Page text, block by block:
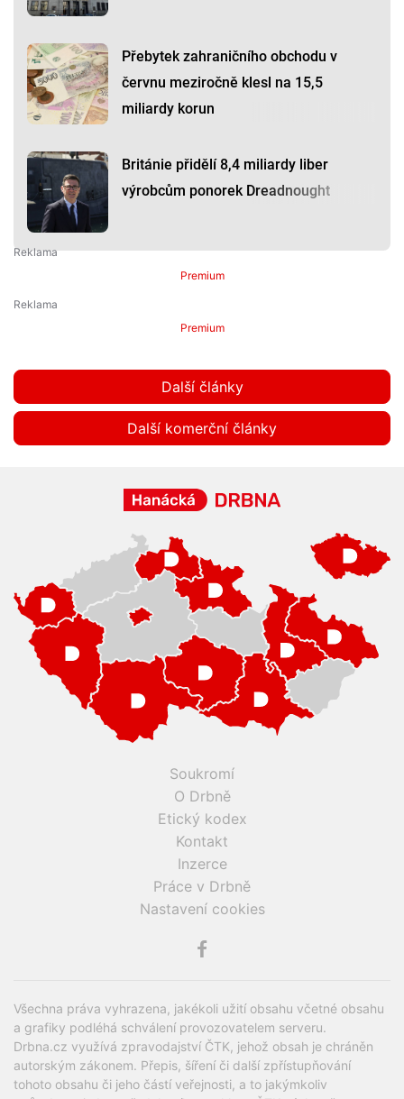
Přebytek zahraničního obchodu v
červnu meziročně klesl na 15,5
miliardy korun
Británie přidělí 8,4 miliardy liber
výrobcům ponorek Dreadnought
Premium
Premium
Další články
Další komerční články
Soukromí
O Drbně
Etický kodex
Kontakt
Inzerce
Práce v Drbně
Nastavení cookies
Všechna práva vyhrazena, jakékoli užití obsahu včetné obsahu
a grafiky podléhá schválení provozovatelem serveru.
Drbna.cz využívá zpravodajství ČTK, jehož obsah je chráněn
autorským zákonem. Přepis, šíření či další zpřístupňování
tohoto obsahu či jeho částí veřejnosti, a to jakýmkoliv